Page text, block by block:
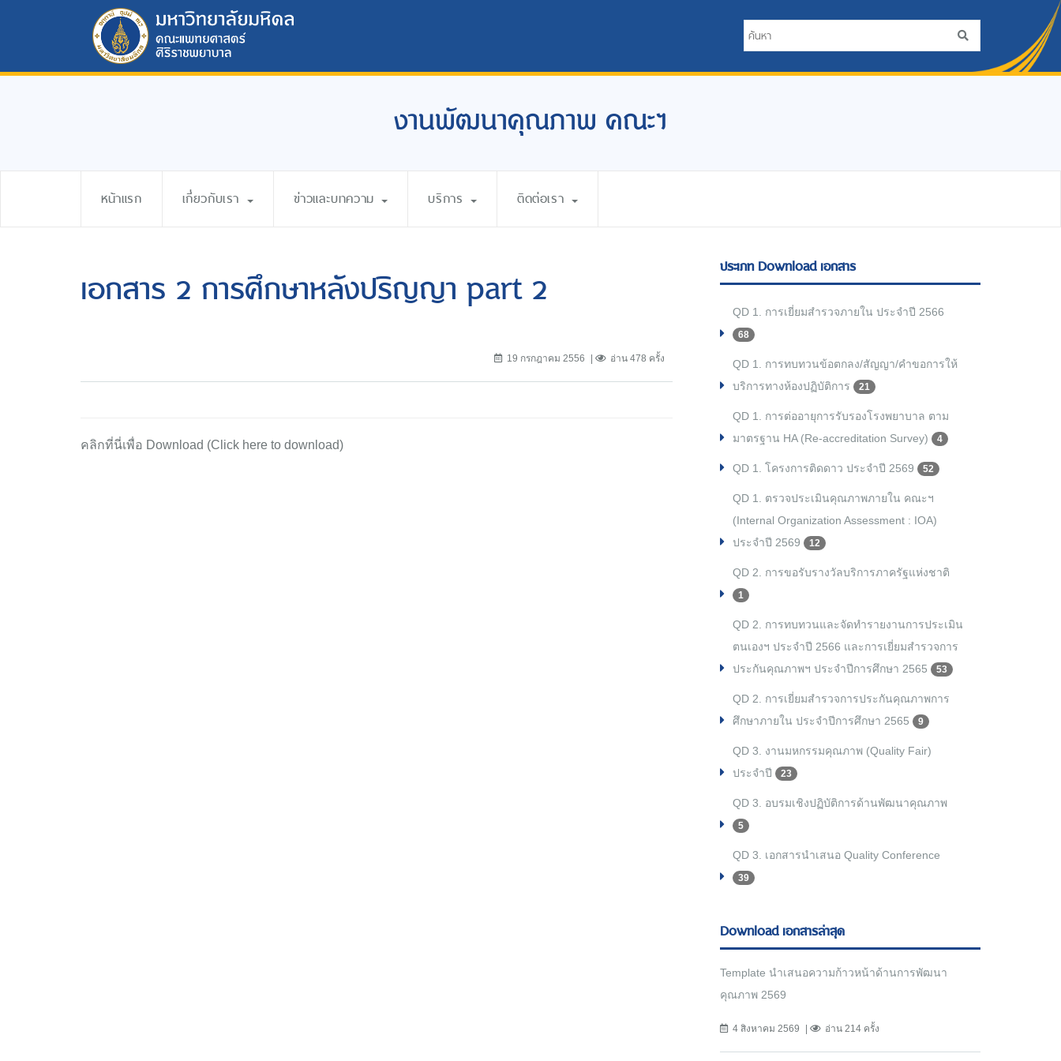
งานพัฒนาคุณภาพ คณะฯ
หน้าแรก เกี่ยวกับเรา ข่าวและบทความ บริการ ติดต่อเรา
เอกสาร 2 การศึกษาหลังปริญญา part 2
19 กรกฎาคม 2556 อ่าน 478 ครั้ง
คลิกที่นี่เพื่อ Download (Click here to download)
ประเภท Download เอกสาร
QD 1. การเยี่ยมสำรวจภายใน ประจำปี 2566
68
QD 1. การทบทวนข้อตกลง/สัญญา/คำขอการให้
บริการทางห้องปฏิบัติการ
21
QD 1. การต่ออายุการรับรองโรงพยาบาล ตาม
มาตรฐาน HA (Re-accreditation Survey)
4
QD 1. โครงการติดดาว ประจำปี 2569 52
QD 1. ตรวจประเมินคุณภาพภายใน คณะฯ
(Internal Organization Assessment : IOA)
ประจำปี 2569
12
QD 2. การขอรับรางวัลบริการภาครัฐแห่งชาติ
1
QD 2. การทบทวนและจัดทำรายงานการประเมิน
ตนเองฯ ประจำปี 2566 และการเยี่ยมสำรวจการ
ประกันคุณภาพฯ ประจำปีการศึกษา 2565
53
QD 2. การเยี่ยมสำรวจการประกันคุณภาพการ
ศึกษาภายใน ประจำปีการศึกษา 2565
9
QD 3. งานมหกรรมคุณภาพ (Quality Fair)
ประจำปี
23
QD 3. อบรมเชิงปฏิบัติการด้านพัฒนาคุณภาพ
5
QD 3. เอกสารนำเสนอ Quality Conference
39
Download เอกสารล่าสุด
Template นำเสนอความก้าวหน้าด้านการพัฒนา
คุณภาพ 2569
4 สิงหาคม 2569 อ่าน 214 ครั้ง